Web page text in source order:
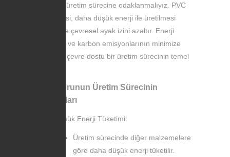
öncelikle üretim sürecine odaklanmalıyız. PVC
malzemesi, daha düşük enerji ile üretilmesi
sayesinde çevresel ayak izini azaltır. Enerji
verimliliği ve karbon emisyonlarının minimize
edilmesi, çevre dostu bir üretim sürecinin temel
PVC Borunun Üretim Sürecinin
Avantajları
Düşük Enerji Tüketimi:
Üretim sürecinde diğer malzemelere
göre daha düşük enerji tüketilir.